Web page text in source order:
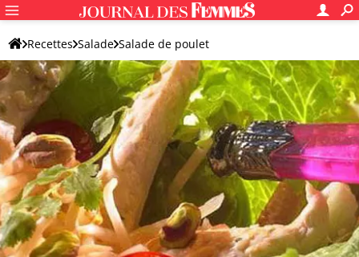
Recettes Salade Salade de poulet